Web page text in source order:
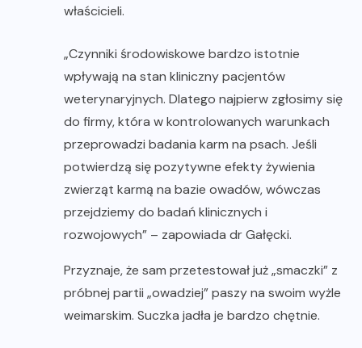
właścicieli.
„Czynniki środowiskowe bardzo istotnie
wpływają na stan kliniczny pacjentów
weterynaryjnych. Dlatego najpierw zgłosimy się
do firmy, która w kontrolowanych warunkach
przeprowadzi badania karm na psach. Jeśli
potwierdzą się pozytywne efekty żywienia
zwierząt karmą na bazie owadów, wówczas
przejdziemy do badań klinicznych i
rozwojowych” – zapowiada dr Gałęcki.
Przyznaje, że sam przetestował już „smaczki” z
próbnej partii „owadziej” paszy na swoim wyżle
weimarskim. Suczka jadła je bardzo chętnie.